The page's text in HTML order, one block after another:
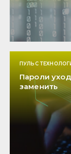
ПУЛЬС
Пароли
заменить